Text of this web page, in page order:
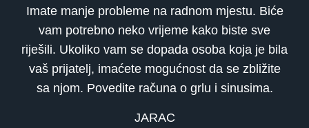
Imate manje probleme na radnom mjestu. Biće
vam potrebno neko vrijeme kako biste sve
riješili. Ukoliko vam se dopada osoba koja je bila
vaš prijatelj, imaćete mogućnost da se zbližite
sa njom. Povedite računa o grlu i sinusima.
JARAC